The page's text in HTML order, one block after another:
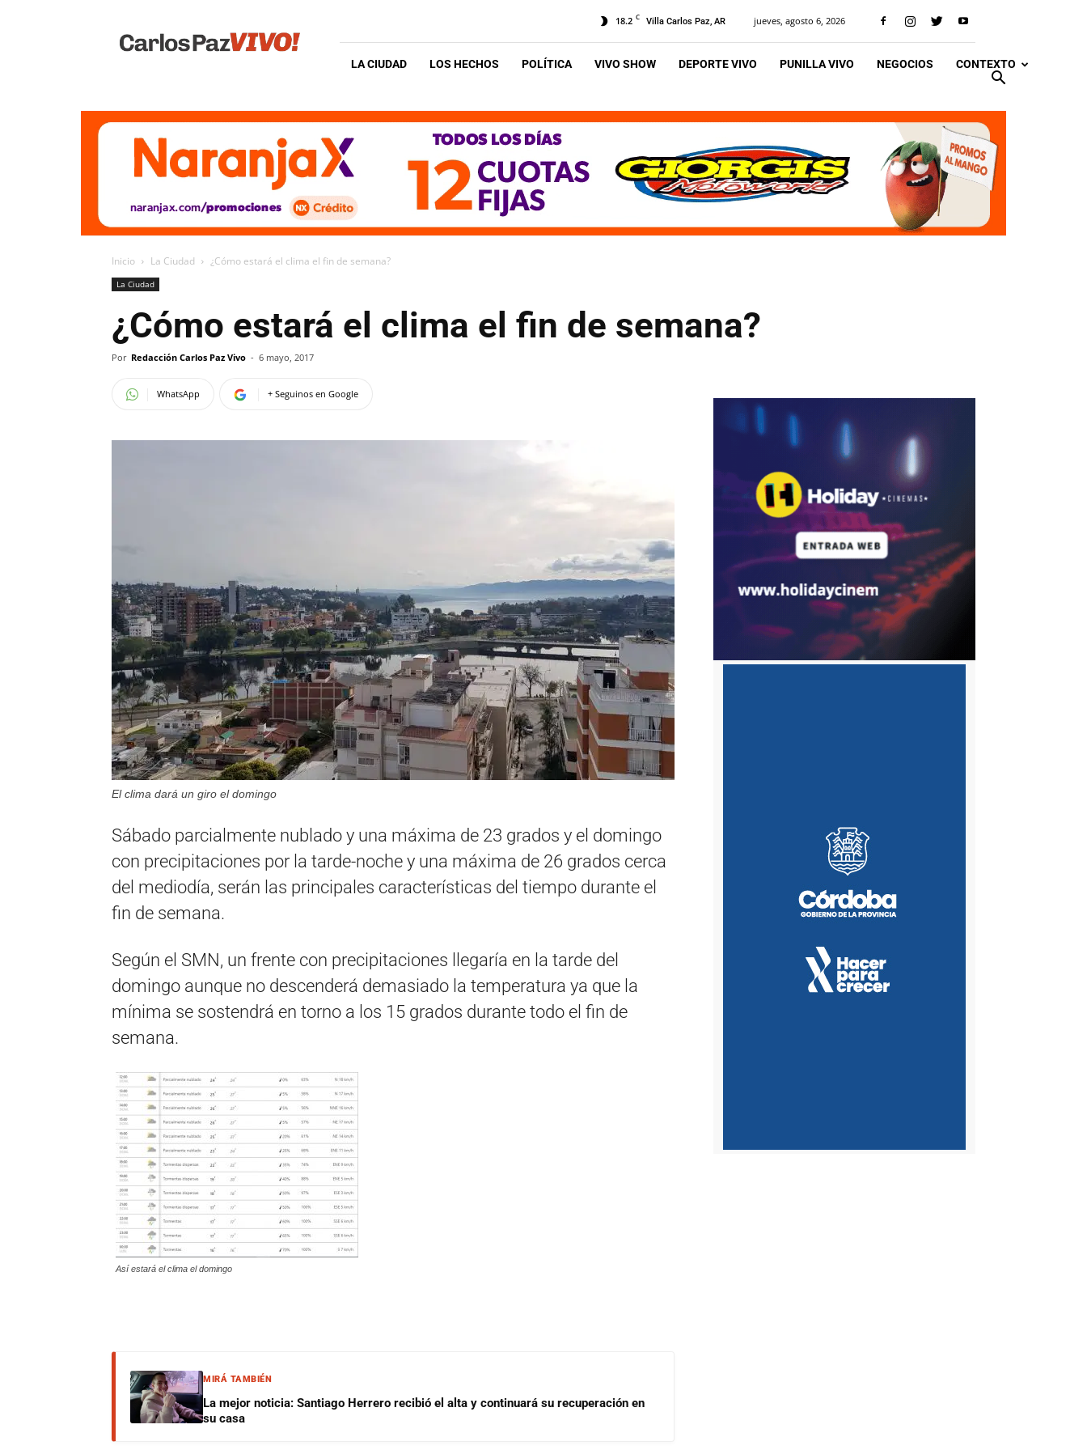
Vivo
18.2 C Villa Carlos Paz, AR jueves, agosto 6, 2026
LA CIUDAD LOS HECHOS POLÍTICA VIVO SHOW DEPORTE VIVO PUNILLA VIVO NEGOCIOS CONTEXTO
Inicio La Ciudad ¿Cómo estará el clima el fin de semana?
La Ciudad
¿Cómo estará el clima el fin de semana?
Por Redacción Carlos Paz Vivo - 6 mayo, 2017
WhatsApp + Seguinos en Google
El clima dará un giro el domingo
Sábado parcialmente nublado y una máxima de 23 grados y el domingo
con precipitaciones por la tarde-noche y una máxima de 26 grados cerca
del mediodía, serán las principales características del tiempo durante el
fin de semana.
Según el SMN, un frente con precipitaciones llegaría en la tarde del
domingo aunque no descenderá demasiado la temperatura ya que la
mínima se sostendrá en torno a los 15 grados durante todo el fin de
semana.
Así estará el clima el domingo
MIRÁ TAMBIÉN
La mejor noticia: Santiago Herrero recibió el alta y continuará su recuperación en
su casa